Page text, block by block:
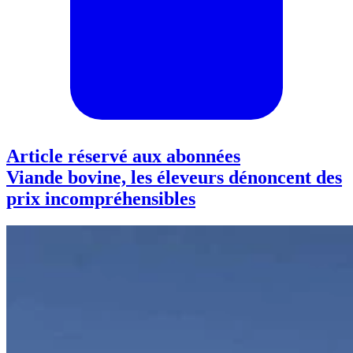
Article réservé aux abonnées
Viande bovine, les éleveurs dénoncent des
prix incompréhensibles